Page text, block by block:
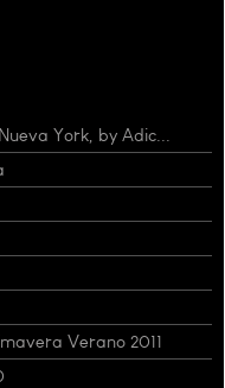
York, by Adic...
Verano 2011